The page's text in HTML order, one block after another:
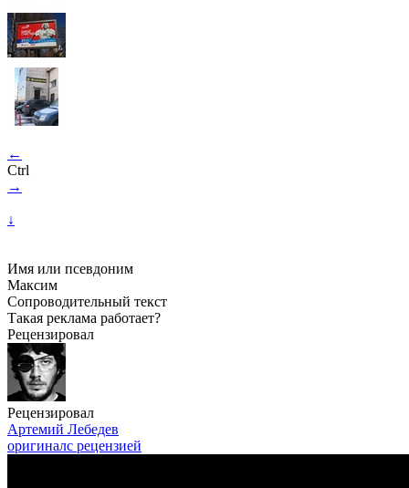
←
Ctrl
→
↓
Имя или псевдоним
Максим
Сопроводительный текст
Такая реклама работает?
Рецензировал
Рецензировал
Артемий Лебедев
оригиналс рецензией